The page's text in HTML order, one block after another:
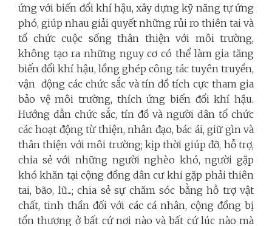
ứng với biến đổi khí hậu, xây dựng kỹ năng tự ứng
phó, giúp nhau giải quyết những rủi ro thiên tai và
tổ chức cuộc sống thân thiện với môi trường,
không tạo ra những nguy cơ có thể làm gia tăng
biến đổi khí hậu, lồng ghép công tác tuyên truyền,
vận động các chức sắc và tín đồ tích cực tham gia
bảo vệ môi trường, thích ứng biến đổi khí hậu.
Hướng dẫn chức sắc, tín đồ và người dân tổ chức
các hoạt động từ thiện, nhân đạo, bác ái, giữ gìn và
thân thiện với môi trường; kịp thời giúp đỡ, hỗ trợ,
chia sẻ với những người nghèo khó, người gặp
khó khăn tại cộng đồng dân cư khi gặp phải thiên
tai, bão, lũ...; chia sẻ sự chăm sóc bằng hỗ trợ vật
chất, tinh thần đối với các cá nhân, cộng đồng bị
tổn thương ở bất cứ nơi nào và bất cứ lúc nào mà